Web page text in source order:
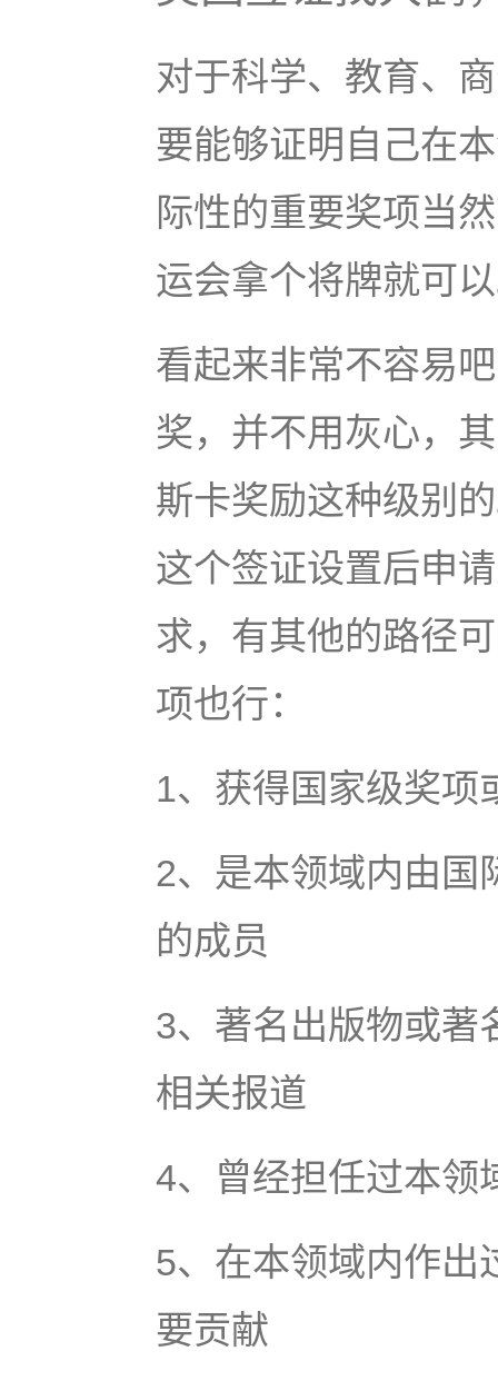
对于科学、教育、
要能够证明自己在
际性的重要奖项当
运会拿个将牌就可
看起来非常不容易
奖，并不用灰心，
斯卡奖励这种级别
这个签证设置后申
求，有其他的路径
项也行：
1、获得国家级奖项
2、是本领域内由国
的成员
3、著名出版物或著
相关报道
4、曾经担任过本领
5、在本领域内作出
要贡献